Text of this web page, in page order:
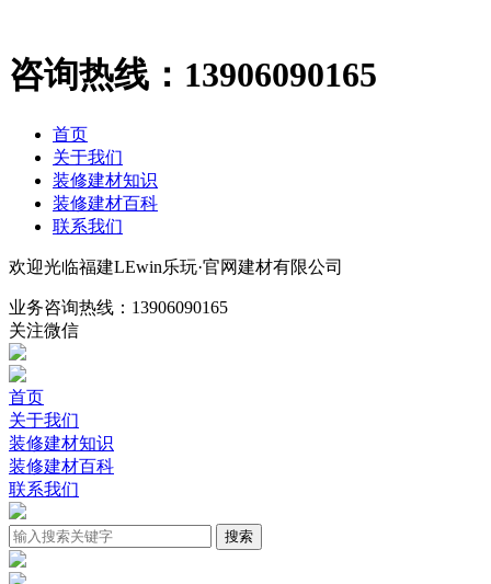
咨询热线： 13906090165
首页
关于我们
装修建材知识
装修建材百科
联系我们
欢迎光临福建LEwin乐玩·官网建材有限公司
业务咨询热线： 13906090165
关注微信
首页
关于我们
装修建材知识
装修建材百科
联系我们